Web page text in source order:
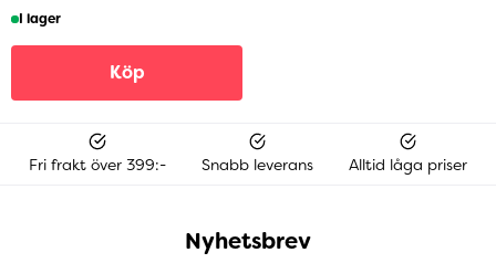
I lager
Köp
Fri frakt över 399:- Snabb leverans Alltid låga priser
Nyhetsbrev